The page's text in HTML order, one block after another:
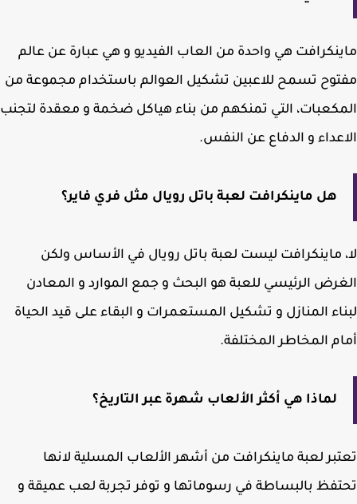
هي واحدة من العاب الفيديو و هي عبارة عن عالم
تسمح للاعبين تشكيل العوالم باستخدام مجموعة من
التي تمنكهم من بناء هياكل ضخمة و معقدة لتجنب
و الدفاع عن النفس.
هل ماينكرافت لعبة باتل رويال مثل فري فاير؟
ماينكرافت ليست لعبة باتل رويال في الأساس ولكن
الرئيسي للعبة هو البحث و جمع الموارد و المعادن
المنازل و تشكيل المستعمرات و البقاء على قيد الحياة
المخاطر المختلفة.
لماذا هي أكثر الألعاب شهرة عبر التاريخ؟
لعبة ماينكرافت من أشهر الألعاب المسلية لانها
بالبساطة في رسوماتها و توفر تجربة لعب عميقة و